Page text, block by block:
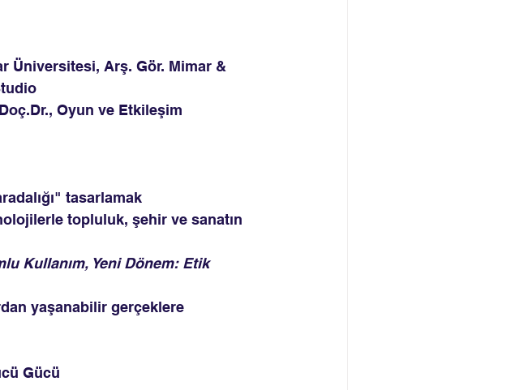
Üniversitesi, Arş. Gör. Mimar &
Oyun ve Etkileşim
tasarlamak
topluluk, şehir ve sanatın
Kullanım, Yeni Dönem: Etik
yaşanabilir gerçeklere
Gücü